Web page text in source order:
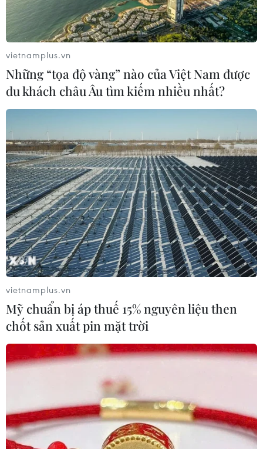
TIN CÙNG CHUYÊN MỤC
Ba Lan thảo luận việc thành lập căn
cứ quân sự thường trực với Mỹ
06/08/2026 00:06
vietnamplus.vn
Những “tọa độ vàng” nào của Việt Nam được
du khách châu Âu tìm kiếm nhiều nhất?
vietnamplus.vn
Mỹ chuẩn bị áp thuế 15% nguyên liệu then
chốt sản xuất pin mặt trời